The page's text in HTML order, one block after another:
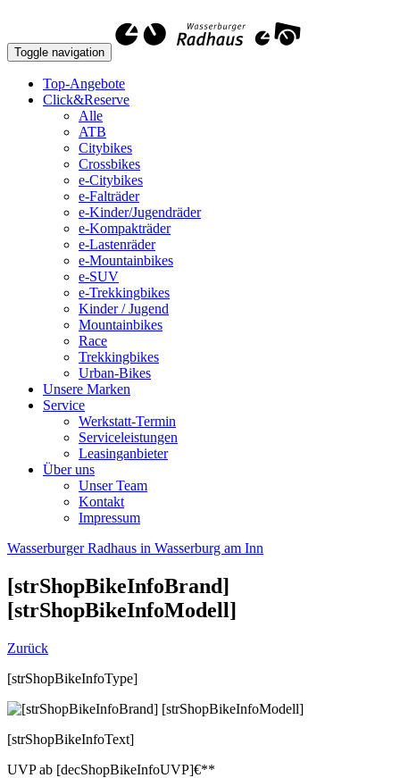
Toggle navigation
Top-Angebote
Click&Reserve
Alle
ATB
Citybikes
Crossbikes
e-Citybikes
e-Falträder
e-Kinder/Jugendräder
e-Kompakträder
e-Lastenräder
e-Mountainbikes
e-SUV
e-Trekkingbikes
Kinder / Jugend
Mountainbikes
Race
Trekkingbikes
Urban-Bikes
Unsere Marken
Service
Werkstatt-Termin
Serviceleistungen
Leasinganbieter
Über uns
Unser Team
Kontakt
Impressum
Wasserburger Radhaus in Wasserburg am Inn
[strShopBikeInfoBrand]
[strShopBikeInfoModell]
Zurück
[strShopBikeInfoType]
[strShopBikeInfoText]
UVP ab [decShopBikeInfoUVP]€**